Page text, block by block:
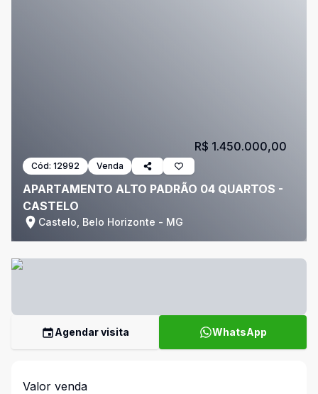
Cód: 12992 Venda
APARTAMENTO ALTO PADRÃO 04 QUARTOS -
CASTELO
Castelo, Belo Horizonte - MG
R$ 1.450.000,00
Agendar visita WhatsApp
Valor venda